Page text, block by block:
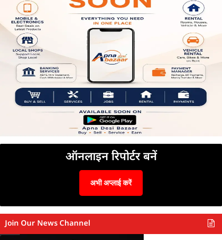
ऑनलाइन रिपोर्टर बनें
अभी अप्लाई करें
Join Our News Channel